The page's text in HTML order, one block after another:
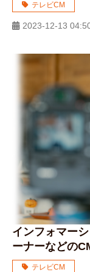
テレビCM
2023-12-13
インフォマー
ーナーなどの
テレビCM